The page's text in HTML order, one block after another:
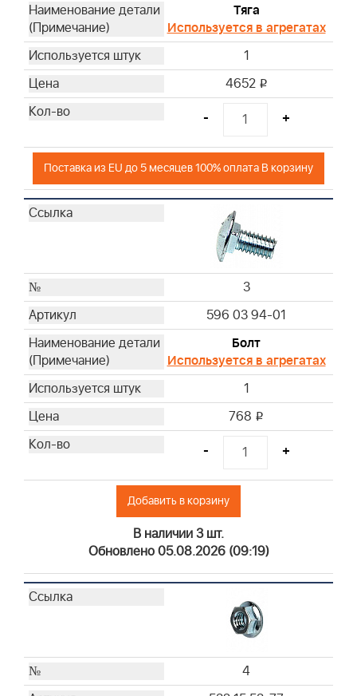
Тяга
Используется в агрегатах
1
4652 i
- +
Поставка из EU до 5 месяцев 100% оплата В корзину
3
596 03 94-01
Болт
Используется в агрегатах
1
768 i
- +
Добавить в корзину
В наличии 3 шт.
Обновлено 05.08.2026 (09:19)
4